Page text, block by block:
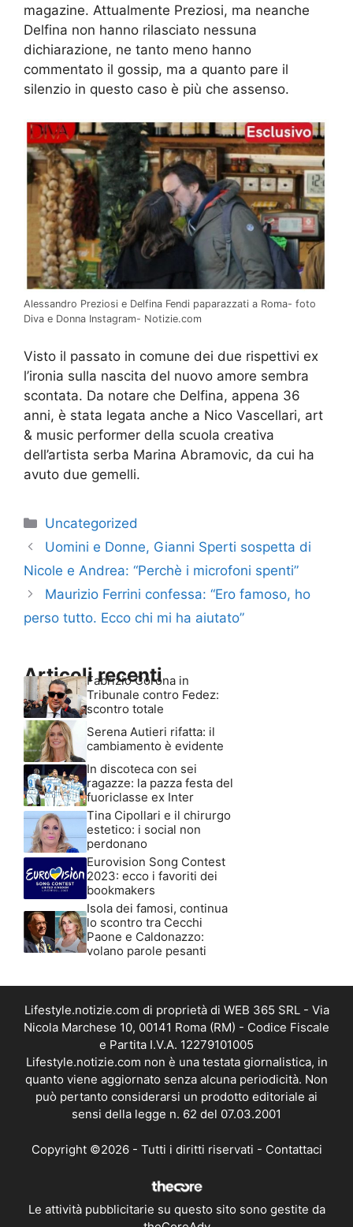
magazine. Attualmente Preziosi, ma neanche
Delfina non hanno rilasciato nessuna
dichiarazione, ne tanto meno hanno
commentato il gossip, ma a quanto pare il
silenzio in questo caso è più che assenso.
Alessandro Preziosi e Delfina Fendi paparazzati a Roma- foto
Diva e Donna Instagram- Notizie.com
Visto il passato in comune dei due rispettivi ex
l’ironia sulla nascita del nuovo amore sembra
scontata. Da notare che Delfina, appena 36
anni, è stata legata anche a Nico Vascellari, art
& music performer della scuola creativa
dell’artista serba Marina Abramovic, da cui ha
avuto due gemelli.
Categorie
Uncategorized
Uomini e Donne, Gianni Sperti sospetta di
Nicole e Andrea: “Perchè i microfoni spenti”
Maurizio Ferrini confessa: “Ero famoso, ho
perso tutto. Ecco chi mi ha aiutato”
Articoli recenti
Fabrizio Corona in
Tribunale contro Fedez:
scontro totale
Serena Autieri rifatta: il
cambiamento è evidente
In discoteca con sei
ragazze: la pazza festa del
fuoriclasse ex Inter
Tina Cipollari e il chirurgo
estetico: i social non
perdonano
Eurovision Song Contest
2023: ecco i favoriti dei
bookmakers
Isola dei famosi, continua
lo scontro tra Cecchi
Paone e Caldonazzo:
volano parole pesanti
Lifestyle.notizie.com di proprietà di WEB 365 SRL - Via
Nicola Marchese 10, 00141 Roma (RM) - Codice Fiscale
e Partita I.V.A. 12279101005
Lifestyle.notizie.com non è una testata giornalistica, in
quanto viene aggiornato senza alcuna periodicità. Non
può pertanto considerarsi un prodotto editoriale ai
sensi della legge n. 62 del 07.03.2001
Copyright ©2026 - Tutti i diritti riservati - Contattaci
Le attività pubblicitarie su questo sito sono gestite da